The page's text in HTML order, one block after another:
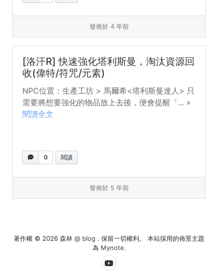
發佈於 4 年前
[洛汗R] 快速強化塔利斯曼，淘汰資源回
收(偉特/符咒/元素)
NPC位置：生產工坊 > 馬爾希<塔利斯曼達人> 只
需要將想要強化的物品放上去後，便會提醒「... »
閱讀全文
0 閱讀
發佈於 5 年前
著作權 © 2026 森林 @ blog . 保留一切權利。 本站採用的佈景主題
為 Mynote.